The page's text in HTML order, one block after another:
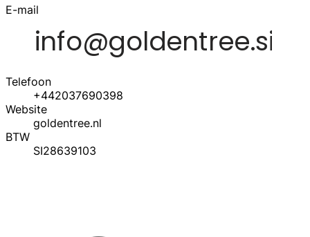
E-mail
Telefoon
+442037690398
Website
goldentree.nl
BTW
SI28639103